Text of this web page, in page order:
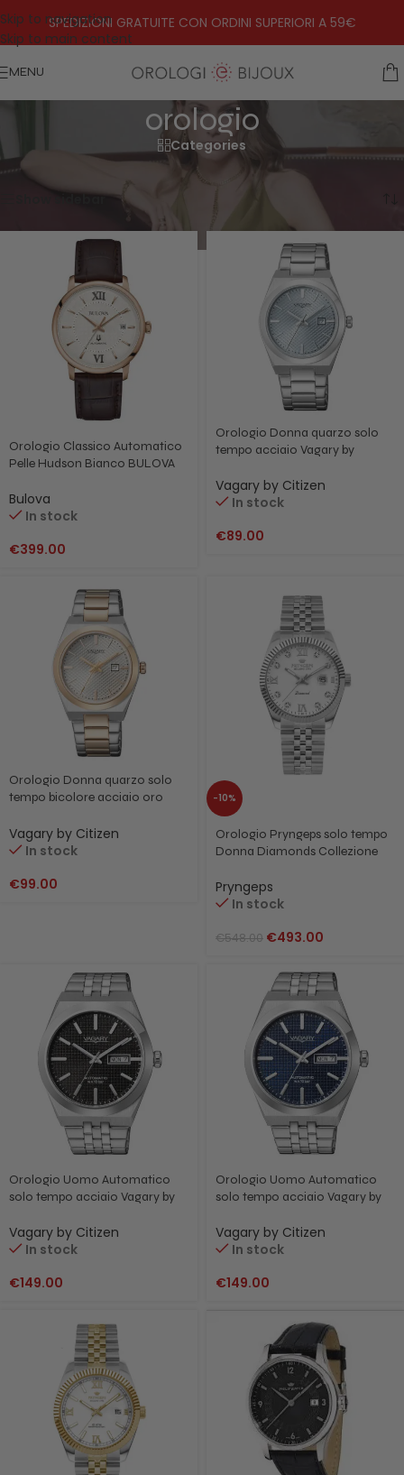
Skip to navigation
Skip to main content
SPEDIZIONI GRATUITE CON ORDINI SUPERIORI A 59€
MENU
orologio
Categories
Home
orologio Visualizzazione di 1-20 di 41 risultati
Orologio Classico Automatico
Pelle Hudson Bianco BULOVA
Bulova
In stock
€399.00
Orologio Donna quarzo solo
tempo acciaio Vagary by
Vagary by Citizen
In stock
€89.00
Orologio Donna quarzo solo
tempo bicolore acciaio oro
Bianco
Vagary by Citizen
In stock
€99.00
-10%
Orologio Pryngeps solo tempo
Donna Diamonds Collezione
Pryngeps
In stock
€548.00 €493.00
Orologio Uomo Automatico
solo tempo acciaio Vagary by
Vagary by Citizen
In stock
€149.00
Orologio Uomo Automatico
solo tempo acciaio Vagary by
Vagary by Citizen
In stock
€149.00